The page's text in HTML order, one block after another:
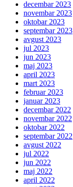
decembar 2023
novembar 2023
oktobar 2023
septembar 2023
avgust 2023
jul 2023
jun 2023
maj 2023
april 2023
mart 2023
februar 2023
januar 2023
decembar 2022
novembar 2022
oktobar 2022
septembar 2022
avgust 2022
jul 2022
jun 2022
maj 2022
april 2022